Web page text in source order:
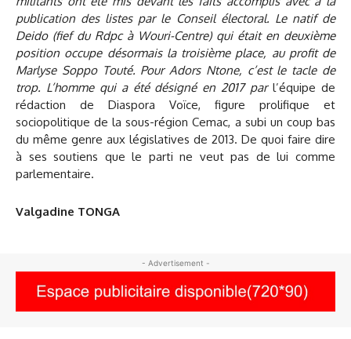
publication des listes par le Conseil électoral. Le natif de
Deido (fief du Rdpc à Wouri-Centre) qui était en deuxième
position occupe désormais la troisième place, au profit de
Marlyse Soppo Touté. Pour Adors Ntone, c’est le tacle de
trop. L’homme qui a été désigné en 2017 parl’équipe de
rédaction de Diaspora Voïce, figure prolifique et
sociopolitique de la sous-région Cemac, a subi un coup bas
du même genre aux législatives de 2013. De quoi faire dire
à ses soutiens que le parti ne veut pas de lui comme
parlementaire.
Valgadine TONGA
- Advertisement -